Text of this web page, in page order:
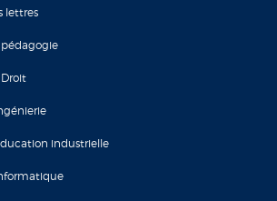
lettres
industrielle